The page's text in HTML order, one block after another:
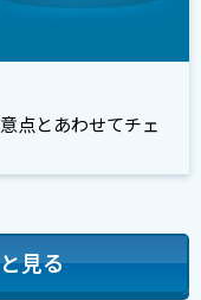
点とあわせてチェ
見る